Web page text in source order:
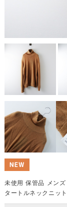
未使用 保管品 メンズ
タートルネックニッ